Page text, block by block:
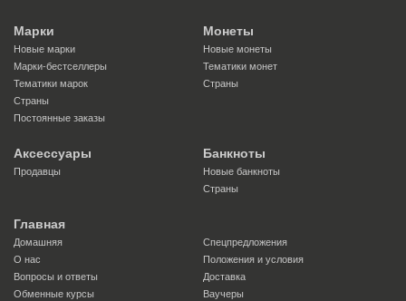
Марки
Новые марки
Марки-бестселлеры
Тематики марок
Страны
Постоянные заказы
Монеты
Новые монеты
Тематики монет
Страны
Аксессуары
Продавцы
Банкноты
Новые банкноты
Страны
Главная
Домашняя
Спецпредложения
О нас
Положения и условия
Вопросы и ответы
Доставка
Обменные курсы
Ваучеры